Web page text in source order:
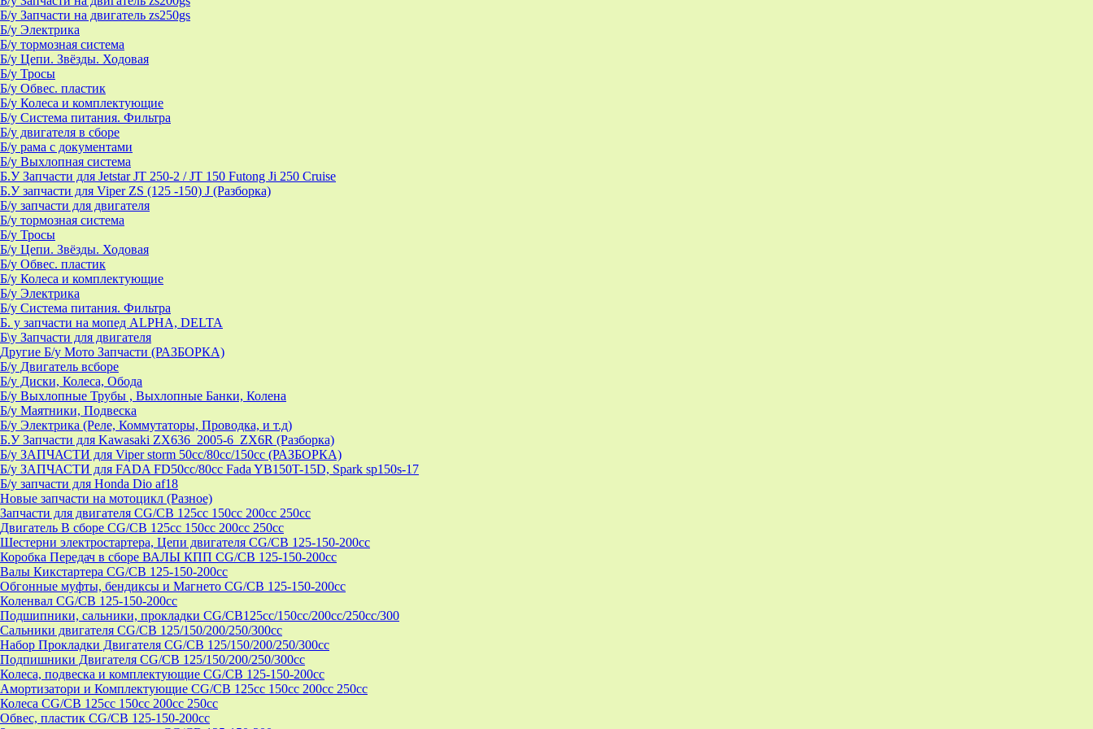
Б/у Запчасти на двигатель zs250gs
Б/у Электрика
Б/у тормозная система
Б/у Цепи. Звёзды. Ходовая
Б/у Тросы
Б/у Обвес. пластик
Б/у Колеса и комплектующие
Б/у Система питания. Фильтра
Б/у двигателя в сборе
Б/у рама с документами
Б/у Выхлопная система
Б.У Запчасти для Jetstar JT 250-2 / JT 150 Futong Ji 250 Cruise
Б.У запчасти для Viper ZS (125 -150) J (Разборка)
Б/у запчасти для двигателя
Б/у тормозная система
Б/у Тросы
Б/у Цепи. Звёзды. Ходовая
Б/у Обвес. пластик
Б/у Колеса и комплектующие
Б/у Электрика
Б/у Система питания. Фильтра
Б. у запчасти на мопед ALPHA, DELTA
Б\у Запчасти для двигателя
Другие Б/у Мото Запчасти (РАЗБОРКА)
Б/у Двигатель всборе
Б/у Диски, Колеса, Обода
Б/у Выхлопные Трубы , Выхлопные Банки, Колена
Б/у Маятники, Подвеска
Б/у Электрика (Реле, Коммутаторы, Проводка, и т.д)
Б.У Запчасти для Kawasaki ZX636_2005-6_ZX6R (Разборка)
Б/у ЗАПЧАСТИ для Viper storm 50cc/80cc/150cc (РАЗБОРКА)
Б/у ЗАПЧАСТИ для FADA FD50cc/80cc Fada YB150T-15D, Spark sp150s-17
Б/у запчасти для Honda Dio af18
Новые запчасти на мотоцикл (Разное)
Запчасти для двигателя CG/CB 125cc 150cc 200cc 250cc
Двигатель В сборе CG/CB 125cc 150cc 200cc 250cc
Шестерни электростартера, Цепи двигателя CG/CB 125-150-200cc
Коробка Передач в сборе ВАЛЫ КПП CG/CB 125-150-200cc
Валы Кикстартера CG/CB 125-150-200cc
Обгонные муфты, бендиксы и Магнето CG/CB 125-150-200cc
Коленвал CG/CB 125-150-200cc
Подшипники, сальники, прокладки CG/CB125сс/150cc/200cc/250cc/300
Сальники двигателя CG/CB 125/150/200/250/300cc
Набор Прокладки Двигателя CG/CB 125/150/200/250/300cc
Подпишники Двигателя CG/CB 125/150/200/250/300cc
Колеса, подвеска и комплектующие CG/CB 125-150-200cc
Амортизатори и Комплектующие CG/CB 125cc 150cc 200cc 250cc
Колеса CG/CB 125cc 150cc 200cc 250cc
Обвес, пластик CG/CB 125-150-200cc